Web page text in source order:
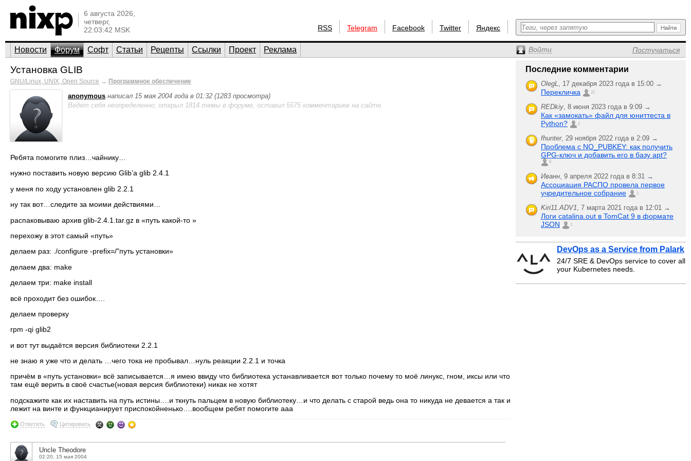
6 августа 2026,
четверг,
22:03:42 MSK
RSS Telegram Facebook Twitter Яндекс
Новости Форум Софт Статьи Рецепты Ссылки Проект Реклама Войти Постучаться
Установка GLIB
GNU/Linux, UNIX, Open Source → Программное обеспечение
anonymous написал 15 мая 2004 года в 01:32 (1283 просмотра)
Ведет себя неопределенно; открыл 1814 темы в форуме, оставил 5575 комментариев на сайте.
Ребята помогите плиз…чайнику…
нужно поставить новую версию Glib’a glib 2.4.1
у меня по ходу установлен glib 2.2.1
ну так вот…следите за моими действиями…
распаковываю архив glib-2.4.1.tar.gz в «путь какой-то »
перехожу в этот самый «путь»
делаем раз: ./configure -prefix=/"путь установки»
делаем два: make
делаем три: make install
всё проходит без ошибок….
делаем проверку
rpm -qi glib2
и вот тут выдаётся версия библиотеки 2.2.1
не знаю я уже что и делать …чего тока не пробывал…нуль реакции 2.2.1 и точка
причём в «путь установки» всё записывается…я имею ввиду что библиотека устанавливается вот только почему то моё линукс, гном, иксы или что
там ещё верить в своё счастье(новая версия библиотеки) никак не хотят
подскажите как их наставить на путь истины….и ткнуть пальцем в новую библиотеку…и что делать с старой ведь она то никуда не девается а так и
лежит на винте и функцианирует приспокойненько….вообщем ребят помогите ааа
Ответить Цитировать
Uncle Theodore
02:20, 15 мая 2004
Последние комментарии
OlegL, 17 декабря 2023 года в 15:00 →
Перекличка 21
REDkiy, 8 июня 2023 года в 9:09 →
Как «замокать» файл для юниттеста в
Python?
2
fhunter, 29 ноября 2022 года в 2:09 →
Проблема с NO_PUBKEY: как получить
GPG-ключ и добавить его в базу apt?
6
Иванн, 9 апреля 2022 года в 8:31 →
Ассоциация РАСПО провела первое
учредительное собрание
1
Kiri11.ADV1, 7 марта 2021 года в 12:01 →
Логи catalina.out в TomCat 9 в формате
JSON
1
DevOps as a Service from Palark
24/7 SRE & DevOps service to cover all
your Kubernetes needs.